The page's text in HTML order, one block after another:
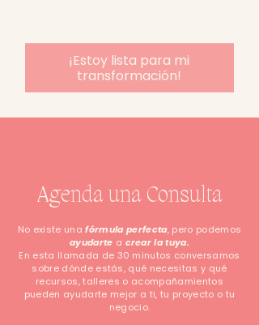
¡Estoy lista para mi
transformación!
Agenda una Consulta
No existe unafórmula perfecta, pero podemos
ayudarte a crear la tuya.
En esta llamada de 30 minutos conversamos
sobre dónde estás, qué necesitas y qué
recursos, talleres o acompañamientos
pueden ayudarte mejor a ti, tu proyecto o tu
negocio.